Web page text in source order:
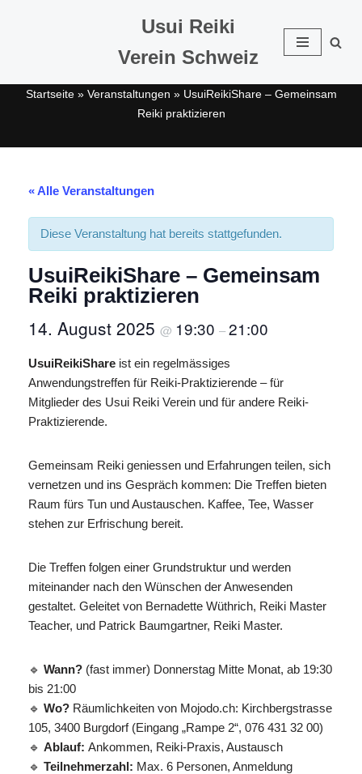
springen
Usui Reiki
Verein Schweiz
Startseite» Veranstaltungen » UsuiReikiShare – Gemeinsam
Reiki praktizieren
« Alle Veranstaltungen
Diese Veranstaltung hat bereits stattgefunden.
UsuiReikiShare – Gemeinsam
Reiki praktizieren
14. August 2025 @ 19:30 –21:00
UsuiReikiShare ist ein regelmässiges
Anwendungstreffen für Reiki-Praktizierende – für
Mitglieder des Usui Reiki Verein und für andere Reiki-
Praktizierende.
Gemeinsam Reiki geniessen und Erfahrungen teilen, sich
vernetzen und ins Gespräch kommen: Die Treffen bieten
Raum fürs Tun und Austauschen. Kaffee, Tee, Wasser
stehen zur Erfrischung bereit.
Die Treffen folgen einer Grundstruktur und werden
miteinander nach den Wünschen der Anwesenden
gestaltet. Geleitet von Bernadette Wüthrich, Reiki Master
Teacher, und Patrick Baumgartner, Reiki Master.
🔹 Wann? (fast immer) Donnerstag Mitte Monat, ab 19:30
bis 21:00
🔹 Wo? Räumlichkeiten von Mojodo.ch: Kirchbergstrasse
105, 3400 Burgdorf (Eingang „Rampe 2“, 076 431 32 00)
🔹 Ablauf: Ankommen, Reiki-Praxis, Austausch
🔹 Teilnehmerzahl: Max. 6 Personen, Anmeldung